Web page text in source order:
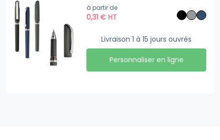
à partir de
0,31€ HT
Livraison 1 à 15 jours ouvrés
Personnaliser en ligne